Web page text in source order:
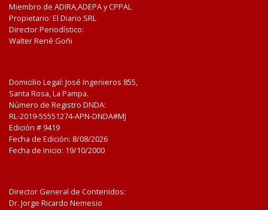
Miembro de ADIRA,ADEPA y CPPAL
Propietario: El Diario SRL
Director Periodístico:
Walter René Goñi
Domicilio Legal: José Ingenieros 855,
Santa Rosa, La Pampa.
Número de Registro DNDA:
RL-2019-55551274-APN-DNDA#MJ
Edición # 9419
Fecha de Edición: 8/08/2026
Fecha de Inicio: 19/10/2000
Director General de Contenidos:
Dr. Jorge Ricardo Nemesio